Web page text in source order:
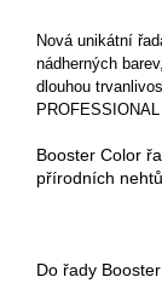
Nová unikátní
nádherných
dlouhou
Booster Color
přírodních
Do řady